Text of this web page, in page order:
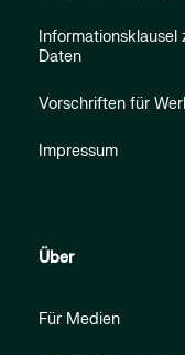
Daten
Vorschriften für
Impressum
Über
Für Medien